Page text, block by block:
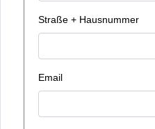
Straße + Hausnummer
Email